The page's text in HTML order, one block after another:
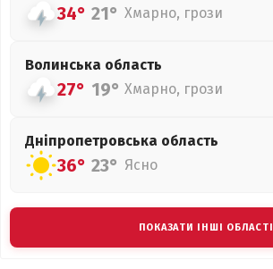
34° 21° Хмарно, грози
Волинська область
27° 19° Хмарно, грози
Дніпропетровська область
36° 23° Ясно
ПОКАЗАТИ ІНШІ ОБЛАСТІ